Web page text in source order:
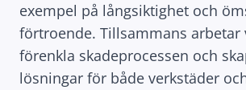
exempel på långsiktighet och
förtroende. Tillsammans arbetar
förenkla skadeprocessen och
lösningar för både verkstäder